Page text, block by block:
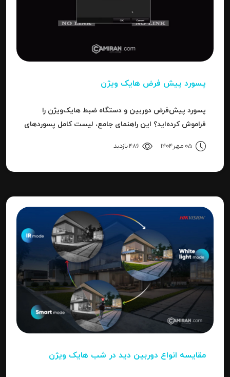
پسورد پیش فرض هایک ویژن
پسورد پیش‌فرض دوربین و دستگاه ضبط هایک‌ویژن را
فراموش کرده‌اید؟ این راهنمای جامع، لیست کامل پسوردهای
"Invalid Password" را آموزش می‌دهد.
05 مهر 1404 486 بازدید
مقایسه انواع دوربین دید در شب هایک‌ ویژن